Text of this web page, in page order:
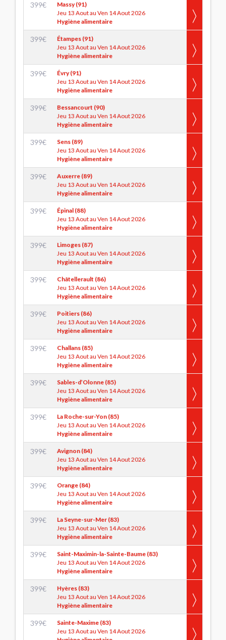
399€
Massy (91)
Jeu 13 Aout au Ven 14 Aout 2026
Hygiène alimentaire
399€
Étampes (91)
Jeu 13 Aout au Ven 14 Aout 2026
Hygiène alimentaire
399€
Évry (91)
Jeu 13 Aout au Ven 14 Aout 2026
Hygiène alimentaire
399€
Bessancourt (90)
Jeu 13 Aout au Ven 14 Aout 2026
Hygiène alimentaire
399€
Sens (89)
Jeu 13 Aout au Ven 14 Aout 2026
Hygiène alimentaire
399€
Auxerre (89)
Jeu 13 Aout au Ven 14 Aout 2026
Hygiène alimentaire
399€
Épinal (88)
Jeu 13 Aout au Ven 14 Aout 2026
Hygiène alimentaire
399€
Limoges (87)
Jeu 13 Aout au Ven 14 Aout 2026
Hygiène alimentaire
399€
Châtellerault (86)
Jeu 13 Aout au Ven 14 Aout 2026
Hygiène alimentaire
399€
Poitiers (86)
Jeu 13 Aout au Ven 14 Aout 2026
Hygiène alimentaire
399€
Challans (85)
Jeu 13 Aout au Ven 14 Aout 2026
Hygiène alimentaire
399€
Sables-d’Olonne (85)
Jeu 13 Aout au Ven 14 Aout 2026
Hygiène alimentaire
399€
La Roche-sur-Yon (85)
Jeu 13 Aout au Ven 14 Aout 2026
Hygiène alimentaire
399€
Avignon (84)
Jeu 13 Aout au Ven 14 Aout 2026
Hygiène alimentaire
399€
Orange (84)
Jeu 13 Aout au Ven 14 Aout 2026
Hygiène alimentaire
399€
La Seyne-sur-Mer (83)
Jeu 13 Aout au Ven 14 Aout 2026
Hygiène alimentaire
399€
Saint-Maximin-la-Sainte-Baume (83)
Jeu 13 Aout au Ven 14 Aout 2026
Hygiène alimentaire
399€
Hyères (83)
Jeu 13 Aout au Ven 14 Aout 2026
Hygiène alimentaire
399€
Sainte-Maxime (83)
Jeu 13 Aout au Ven 14 Aout 2026